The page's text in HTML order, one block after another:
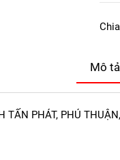
Mô tả
TẤN PHÁT, PHÚ